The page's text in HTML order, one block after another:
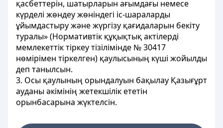
қасбеттерін, шатырларын ағымдағы немесе
күрделі жөндеу жөніндегі іс-шараларды
ұйымдастыру және жүргізу қағидаларын бекіту
туралы» (Нормативтік құқықтық актілерді
мемлекеттік тіркеу тізілімінде № 30417
нөмірімен тіркелген) қаулысының күші жойылды
деп танылсын.
3. Осы қаулының орындалуын бақылау Қазығұрт
ауданы әкімінің жетекшілік ететін
орынбасарына жүктелсін.